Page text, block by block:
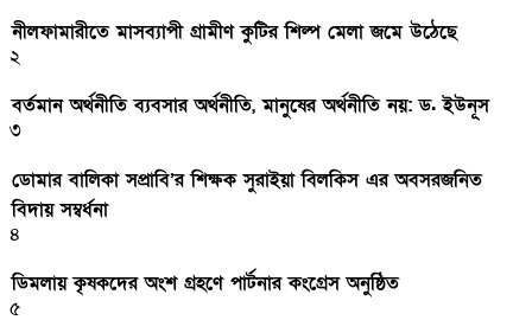
নীলফামারীতে মাসব্যাপী গ্রামীণ কুটির শিল্প মেলা জমে উঠেছে
২
বর্তমান অর্থনীতি ব্যবসার অর্থনীতি, মানুষের অর্থনীতি নয়: ড. ইউনূস
৩
ডোমার বালিকা সপ্রাবি’র শিক্ষক সুরাইয়া বিলকিস এর অবসরজনিত
বিদায় সম্বর্ধনা
৪
ডিমলায় কৃষকদের অংশ গ্রহণে পার্টনার কংগ্রেস অনুষ্ঠিত
৫